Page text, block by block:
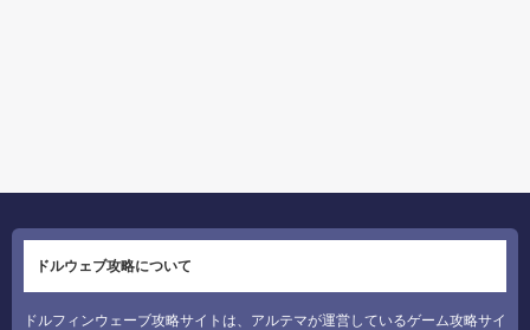
ドルウェブ攻略について
ドルフィンウェーブ攻略サイトは、アルテマが運営しているゲーム攻略サイ